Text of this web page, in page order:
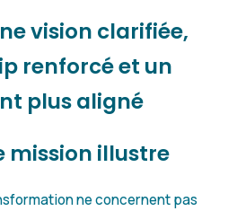
vision clarifiée,
renforcé et un
plus aligné
mission illustre
ne concernent pas